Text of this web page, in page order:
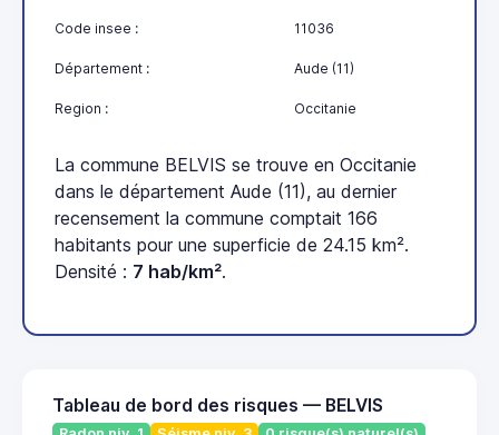
Code insee : 11036
Département : Aude (11)
Region : Occitanie
La commune BELVIS se trouve en Occitanie
dans le département Aude (11), au dernier
recensement la commune comptait 166
habitants pour une superficie de 24.15 km².
Densité : 7 hab/km².
Tableau de bord des risques — BELVIS